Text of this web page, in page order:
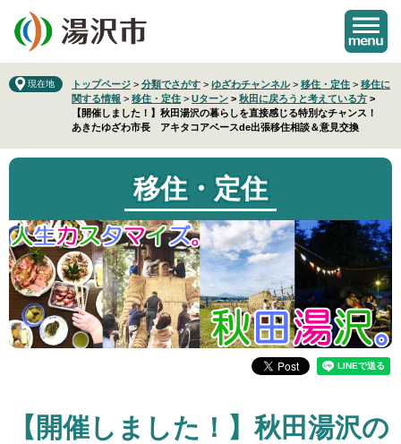
の
先
。
ー
を
て
現在地 トップページ > 分類でさがす > ゆざわチャンネル > 移住・定住 > 移住に
関する情報 > 移住・定住 > Uターン > 秋田に戻ろうと考えている方 >
【開催しました！】秋田湯沢の暮らしを直接感じる特別なチャンス！
あきたゆざわ市長 アキタコアベースde出張移住相談＆意見交換
移住・定住
【開催しました！】秋田湯沢の